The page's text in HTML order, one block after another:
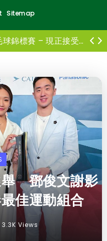
Sitemap
2026亞洲先進羽毛球錦標賽 – 現正接受報名
日本羽毛球公開賽 鄧俊文謝影雪苦戰三局惜負世一摘混雙亞軍
舉 鄧俊文謝影
佳運動組合
3.3K Views